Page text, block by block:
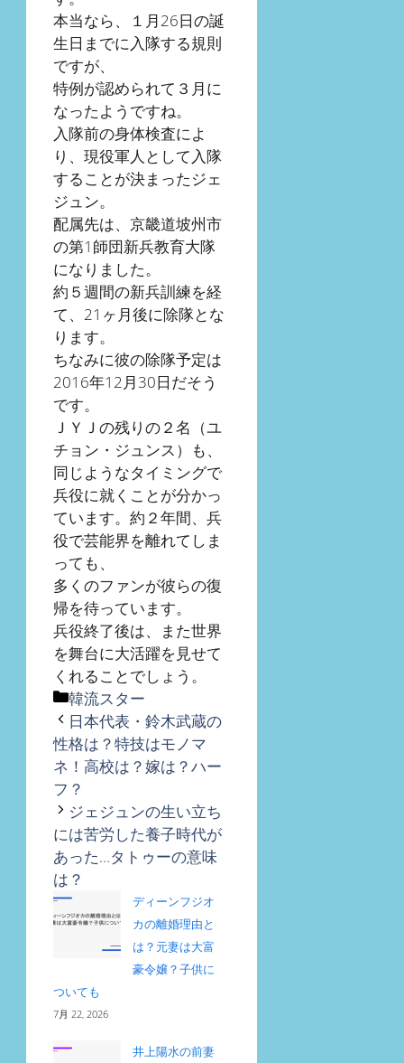
本当なら、１月26日の誕
生日までに入隊する規則
ですが、
特例が認められて３月に
なったようですね。
入隊前の身体検査によ
り、現役軍人として入隊
することが決まったジェ
ジュン。
配属先は、京畿道坡州市
の第1師団新兵教育大隊
になりました。
約５週間の新兵訓練を経
て、21ヶ月後に除隊とな
ります。
ちなみに彼の除隊予定は
2016年12月30日だそう
です。
ＪＹＪの残りの２名（ユ
チョン・ジュンス）も、
同じようなタイミングで
兵役に就くことが分かっ
ています。約２年間、兵
役で芸能界を離れてしま
っても、
多くのファンが彼らの復
帰を待っています。
兵役終了後は、また世界
を舞台に大活躍を見せて
くれることでしょう。
カ
テ
ゴ
リ
ー
韓流スター
日本代表・鈴木武蔵の
性格は？特技はモノマ
ネ！高校は？嫁は？ハー
フ？
ジェジュンの生い立ち
には苦労した養子時代が
あった…タトゥーの意味
は？
ディーンフジオ
カの離婚理由と
は？元妻は大富
豪令嬢？子供に
ついても
7月 22, 2026
井上陽水の前妻